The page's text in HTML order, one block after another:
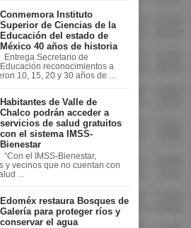
Conmemora Instituto
Superior de Ciencias de la
Educación del estado de
México 40 años de historia
Entrega Secretario de
Educación reconocimientos a
10, 15, 20 y 30 años de ...
Habitantes de Valle de
Chalco podrán acceder a
servicios de salud gratuitos
con el sistema IMSS-
Bienestar
“Con el IMSS-Bienestar,
y vecinos que no cuentan con
...
Edoméx restaura Bosques de
Galería para proteger ríos y
conservar el agua